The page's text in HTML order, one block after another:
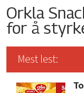
Orkla
for å
Mest lest: